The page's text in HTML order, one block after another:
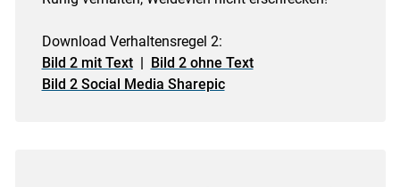
Download Verhaltensregel 2:
Bild 2 mit Text| Bild 2 ohne Text
Bild 2 Social Media Sharepic